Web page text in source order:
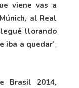
viene vas a
al Real
llorando
iba a quedar”,
Brasil 2014,